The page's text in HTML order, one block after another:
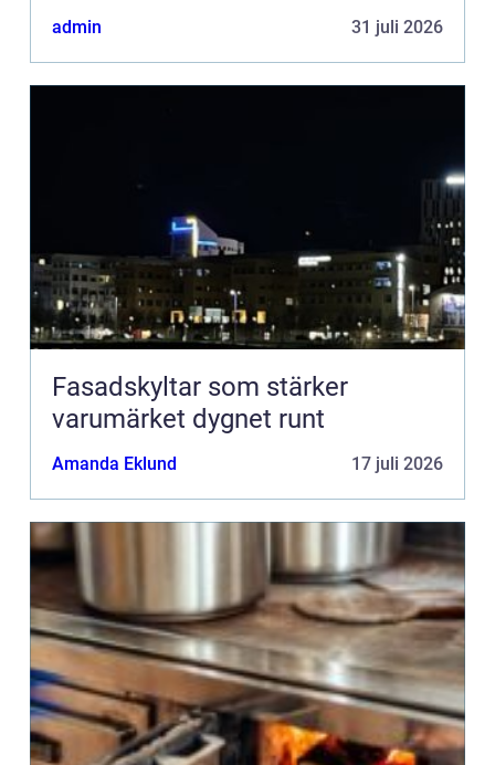
admin 31 juli 2026
Fasadskyltar som stärker
varumärket dygnet runt
Amanda Eklund 17 juli 2026